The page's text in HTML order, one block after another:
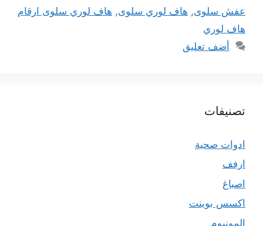
عفش سلوى, هاف لوري سلوى, هاف لوري سلوى ارقام
هاف لوري
أضف تعليق
تصنيفات
ادوات صحية
ارفف
اصباغ
اكسس بوينت
المونيوم